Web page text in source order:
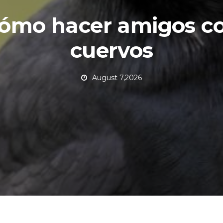
hacer amigos
cuervos
August 7,2026